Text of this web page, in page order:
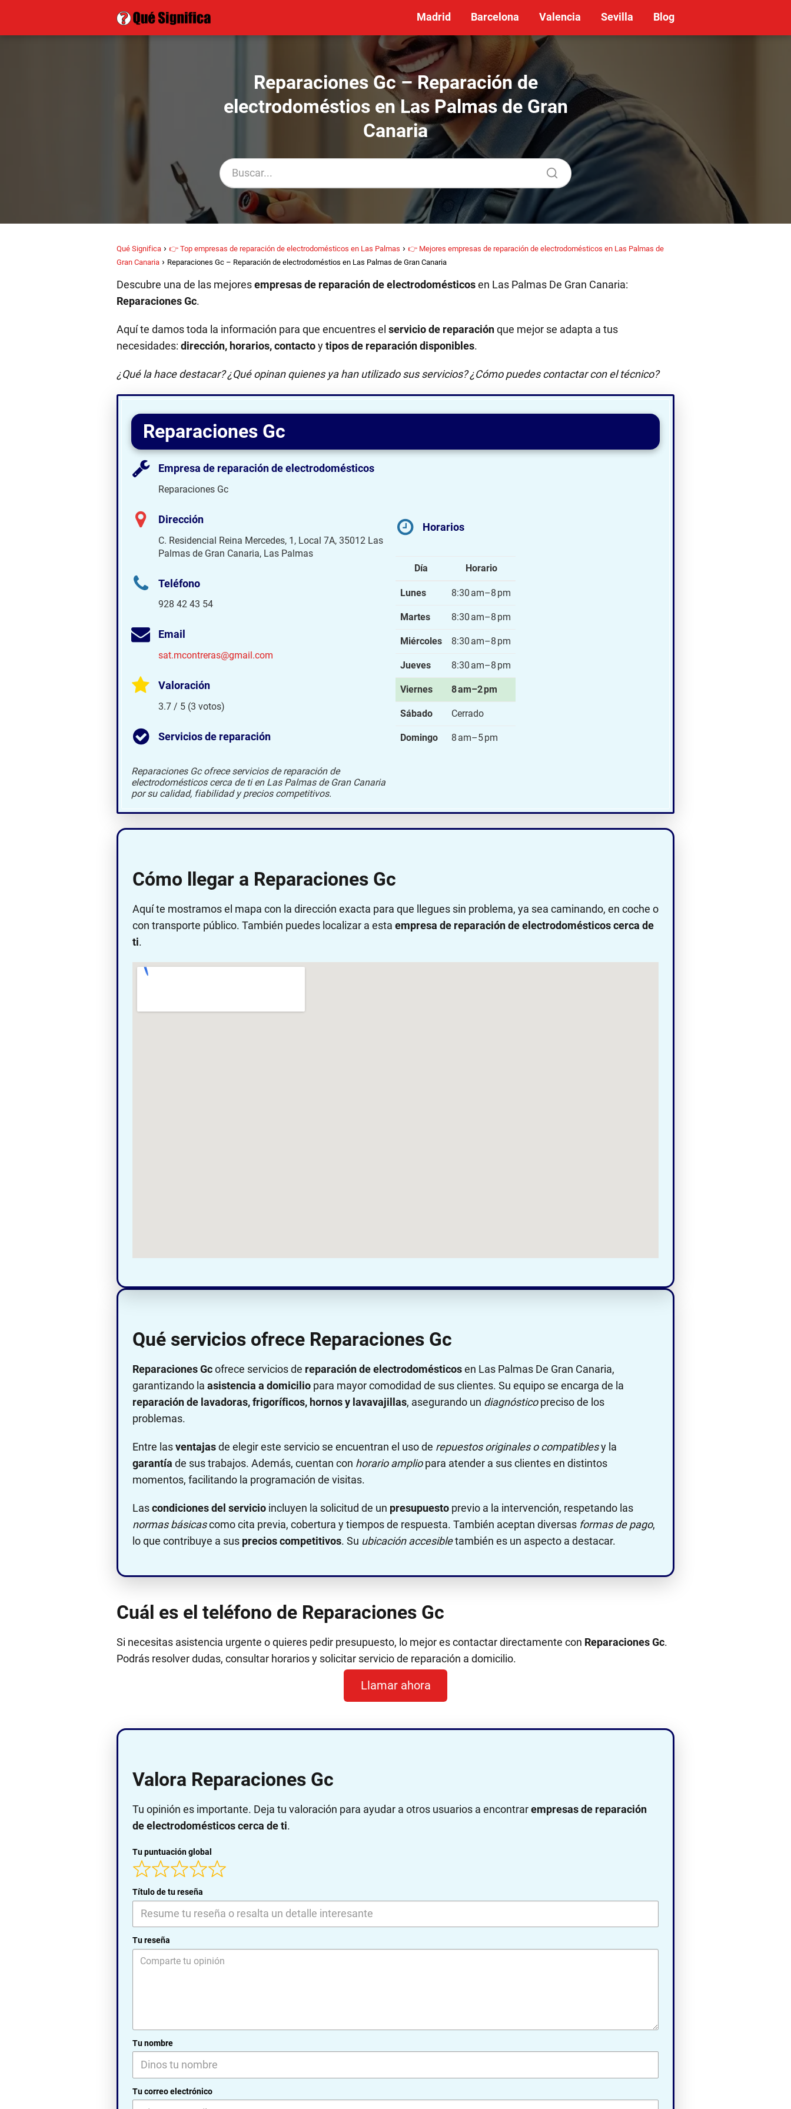
Madrid Barcelona Valencia Sevilla Blog
Reparaciones Gc – Reparación de
electrodoméstios en Las Palmas de Gran
Canaria
Qué Significa 👉 Top empresas de reparación de electrodomésticos en Las Palmas
👉 Mejores empresas de reparación de electrodomésticos en Las Palmas de
Gran Canaria
Reparaciones Gc – Reparación de electrodoméstios en Las Palmas de Gran Canaria
Descubre una de las mejoresempresas de reparación de electrodomésticosen Las Palmas De Gran Canaria:
Reparaciones Gc.
Aquí te damos toda la información para que encuentres el servicio de reparaciónque mejor se adapta a tus
necesidades: dirección, horarios, contactoytipos de reparación disponibles.
¿Qué la hace destacar? ¿Qué opinan quienes ya han utilizado sus servicios? ¿Cómo puedes contactar con el técnico?
Reparaciones Gc
Empresa de reparación de electrodomésticos
Reparaciones Gc
Dirección
C. Residencial Reina Mercedes, 1, Local 7A, 35012 Las
Palmas de Gran Canaria, Las Palmas
Teléfono
928 42 43 54
Email
sat.mcontreras@gmail.com
Valoración
3.7 / 5 (3 votos)
Servicios de reparación
Reparaciones Gc ofrece servicios de reparación de
electrodomésticos cerca de ti en Las Palmas de Gran Canaria
por su calidad, fiabilidad y precios competitivos.
Horarios
Día Horario
Lunes 8:30 am–8 pm
Martes 8:30 am–8 pm
Miércoles 8:30 am–8 pm
Jueves 8:30 am–8 pm
Viernes 8 am–2 pm
Sábado Cerrado
Domingo 8 am–5 pm
Cómo llegar a Reparaciones Gc
Aquí te mostramos el mapa con la dirección exacta para que llegues sin problema, ya sea caminando, en coche o
con transporte público. También puedes localizar a esta empresa de reparación de electrodomésticos cerca de
ti.
Qué servicios ofrece Reparaciones Gc
Reparaciones Gcofrece servicios de reparación de electrodomésticosen Las Palmas De Gran Canaria,
garantizando la asistencia a domicilio para mayor comodidad de sus clientes. Su equipo se encarga de la
reparación de lavadoras, frigoríficos, hornos y lavavajillas, asegurando un diagnósticopreciso de los
problemas.
Entre lasventajasde elegir este servicio se encuentran el uso de repuestos originales o compatiblesy la
garantía de sus trabajos. Además, cuentan con horario ampliopara atender a sus clientes en distintos
momentos, facilitando la programación de visitas.
Lascondiciones del servicio incluyen la solicitud de un presupuesto previo a la intervención, respetando las
normas básicascomo cita previa, cobertura y tiempos de respuesta. También aceptan diversas formas de pago,
lo que contribuye a sus precios competitivos. Su ubicación accesibletambién es un aspecto a destacar.
Cuál es el teléfono de Reparaciones Gc
Si necesitas asistencia urgente o quieres pedir presupuesto, lo mejor es contactar directamente con Reparaciones Gc.
Podrás resolver dudas, consultar horarios y solicitar servicio de reparación a domicilio.
Llamar ahora
Valora Reparaciones Gc
Tu opinión es importante. Deja tu valoración para ayudar a otros usuarios a encontrarempresas de reparación
de electrodomésticos cerca de ti.
Tu puntuación global
Título de tu reseña
Tu reseña
Tu nombre
Tu correo electrónico